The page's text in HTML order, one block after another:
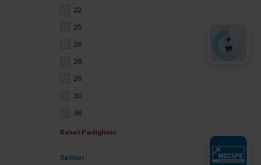
22
25
26
28
29
30
36
Reset Padiglioni
Settori